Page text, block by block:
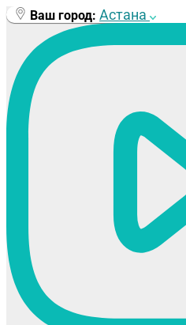
Перейти
содержимому
Ваш город: Астана